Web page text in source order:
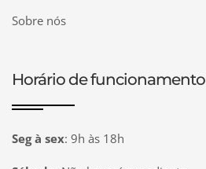
Sobre nós
Horário de funcionamento
Seg à sex: 9h às 18h